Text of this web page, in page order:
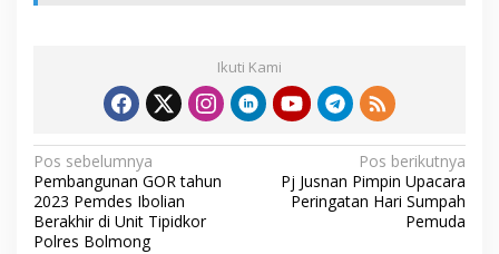
Ikuti Kami
N
a
v
Pos sebelumnya
Pembangunan GOR tahun
2023 Pemdes Ibolian
Berakhir di Unit Tipidkor
Polres Bolmong
Pos berikutnya
Pj Jusnan Pimpin Upacara
Peringatan Hari Sumpah
Pemuda